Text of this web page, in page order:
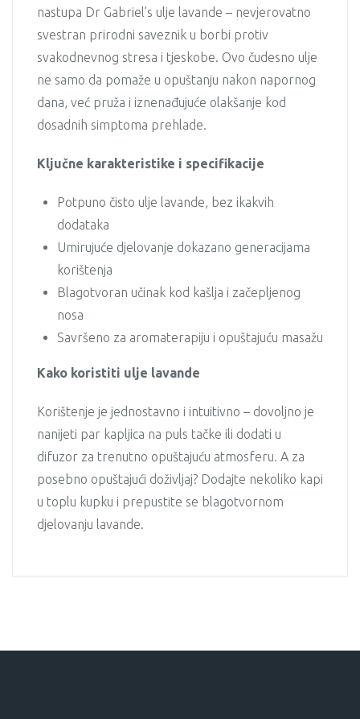
nastupa Dr Gabriel’s ulje lavande – nevjerovatno
svestran prirodni saveznik u borbi protiv
svakodnevnog stresa i tjeskobe. Ovo čudesno ulje
ne samo da pomaže u opuštanju nakon napornog
dana, već pruža i iznenađujuće olakšanje kod
dosadnih simptoma prehlade.
Ključne karakteristike i specifikacije
Potpuno čisto ulje lavande, bez ikakvih
dodataka
Umirujuće djelovanje dokazano generacijama
korištenja
Blagotvoran učinak kod kašlja i začepljenog
nosa
Savršeno za aromaterapiju i opuštajuću masažu
Kako koristiti ulje lavande
Korištenje je jednostavno i intuitivno – dovoljno je
nanijeti par kapljica na puls tačke ili dodati u
difuzor za trenutno opuštajuću atmosferu. A za
posebno opuštajući doživljaj? Dodajte nekoliko kapi
u toplu kupku i prepustite se blagotvornom
djelovanju lavande.